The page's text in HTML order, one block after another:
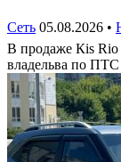
Сеть 05.08.2026 •
В продаже Кis
владельва по